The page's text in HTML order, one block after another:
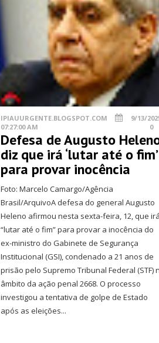
IPIAUURGENTE.BLOGSPOT.COM
9/13/
07:27:00 AM
0
Defesa de Augusto
diz que irá ‘lutar até o fim’
para provar inocência
Foto: Marcelo Camargo/Agência
Brasil/ArquivoA defesa do general Augusto
Heleno afirmou nesta sexta-feira, 12, que
“lutar até o fim” para provar a inocência do
ex-ministro do Gabinete de Segurança
Institucional (GSI), condenado a 21 anos de
prisão pelo Supremo Tribunal Federal (STF)
âmbito da ação penal 2668. O processo
investigou a tentativa de golpe de Estado
após as eleições...